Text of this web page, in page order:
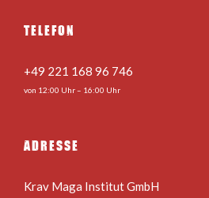
TELEFON
+49 221 168 96 746
von 12:00 Uhr – 16:00 Uhr
ADRESSE
Krav Maga Institut GmbH